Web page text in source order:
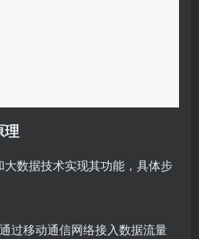
理
数据技术实现其功能，具体步
过移动通信网络接入数据流量